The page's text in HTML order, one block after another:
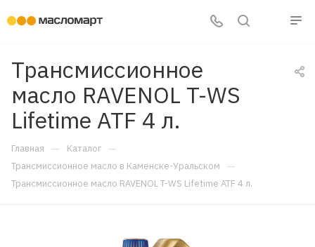
Трансмиссионное
масло RAVENOL T-WS
Lifetime ATF 4 л.
Главная — Каталог —
Трансмиссионное масло в Каменске-Уральском —
Трансмиссионное масло RAVENOL T-WS Lifetime ATF 4 л.